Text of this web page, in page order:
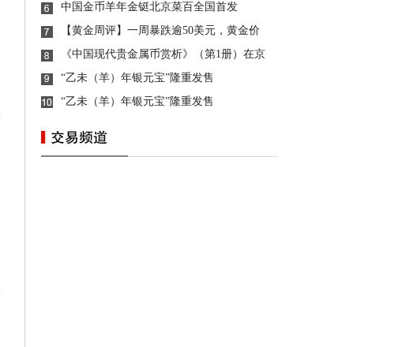
中国金币羊年金铤北京菜百全国首发
【黄金周评】一周暴跌逾50美元，黄金价
《中国现代贵金属币赏析》（第1册）在京
“乙未（羊）年银元宝”隆重发售
“乙未（羊）年银元宝”隆重发售